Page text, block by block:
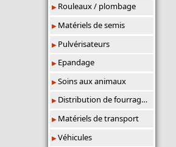
Rouleaux / plombage
Matériels de semis
Pulvérisateurs
Epandage
Soins aux animaux
Distribution de fourrages/paillage
Matériels de transport
Véhicules